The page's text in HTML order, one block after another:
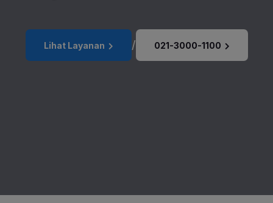
Lihat Layanan / 021-3000-1100